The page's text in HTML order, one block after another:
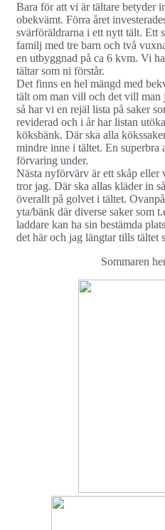
Bara för att vi är tältare betyder
obekvämt. Förra året
svärföräldrarna i ett nytt tält. Ett
familj med tre barn och två
en utbyggnad på ca 6 kvm. Vi
tältar som ni förstår.
Det finns en hel mängd med
tält om man vill och det vill man
så har vi en rejäl lista på saker
reviderad och i år har listan
köksbänk. Där ska alla
mindre inne i tältet. En superbra
förvaring under.
Nästa nyförvärv är ett skåp eller
tror jag. Där ska allas kläder in
överallt på golvet i tältet.
yta/bänk där diverse saker som
laddare kan ha sin bestämda
det här och jag längtar tills tältet
Sommaren